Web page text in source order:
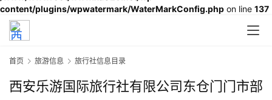
content/plugins/wpwatermark/WaterMarkConfig.php on line 137
首页 旅游信息 旅行社信息目录
西安乐游国际旅行社有限公司东仓门门市部